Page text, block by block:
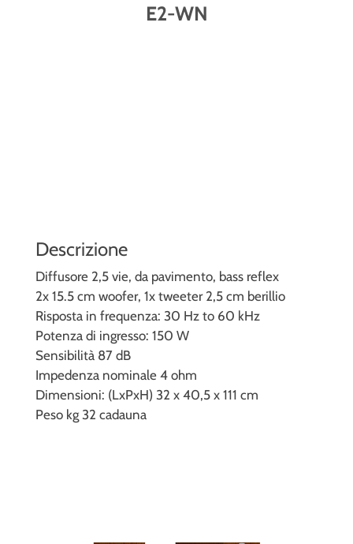
E2-WN
Descrizione
Diffusore 2,5 vie, da pavimento, bass reflex
2x 15.5 cm woofer, 1x tweeter 2,5 cm berillio
Risposta in frequenza: 30 Hz to 60 kHz
Potenza di ingresso: 150 W
Sensibilità 87 dB
Impedenza nominale 4 ohm
Dimensioni: (LxPxH) 32 x 40,5 x 111 cm
Peso kg 32 cadauna